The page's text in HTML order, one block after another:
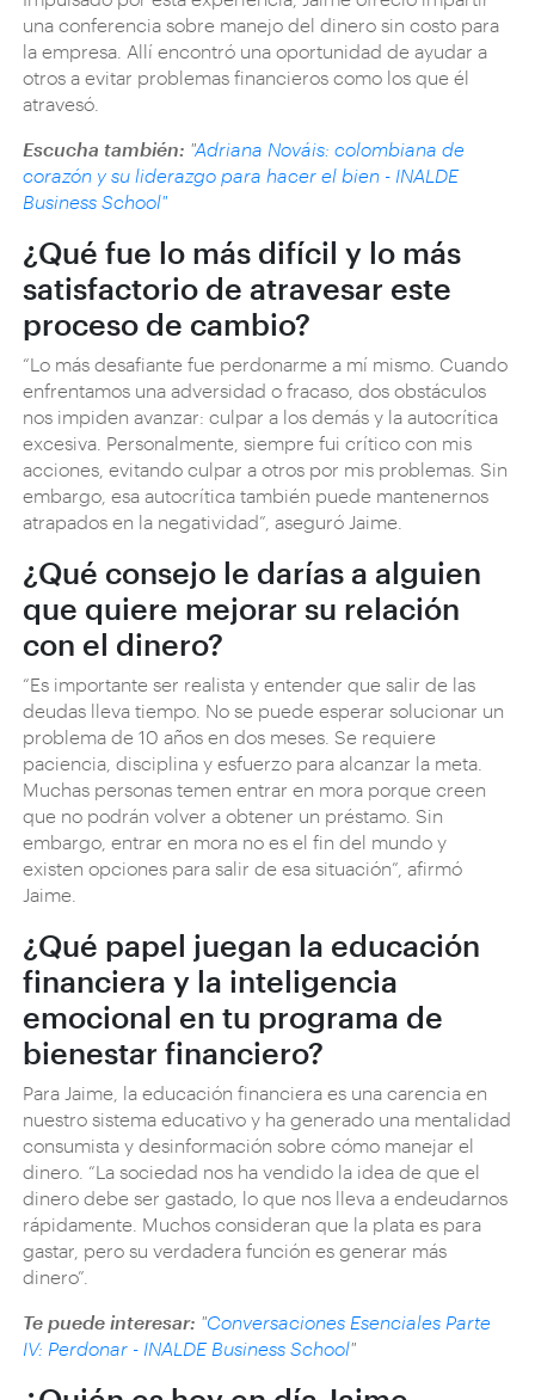
una conferencia sobre manejo del dinero sin costo para
la empresa. Allí encontró una oportunidad de ayudar a
otros a evitar problemas financieros como los que él
atravesó.
Escucha también: "Adriana Nováis: colombiana de
corazón y su liderazgo para hacer el bien - INALDE
Business School"
¿Qué fue lo más difícil y lo más
satisfactorio de atravesar este
proceso de cambio?
“Lo más desafiante fue perdonarme a mí mismo. Cuando
enfrentamos una adversidad o fracaso, dos obstáculos
nos impiden avanzar: culpar a los demás y la autocrítica
excesiva. Personalmente, siempre fui crítico con mis
acciones, evitando culpar a otros por mis problemas. Sin
embargo, esa autocrítica también puede mantenernos
atrapados en la negatividad”, aseguró Jaime.
¿Qué consejo le darías a alguien
que quiere mejorar su relación
con el dinero?
“Es importante ser realista y entender que salir de las
deudas lleva tiempo. No se puede esperar solucionar un
problema de 10 años en dos meses. Se requiere
paciencia, disciplina y esfuerzo para alcanzar la meta.
Muchas personas temen entrar en mora porque creen
que no podrán volver a obtener un préstamo. Sin
embargo, entrar en mora no es el fin del mundo y
existen opciones para salir de esa situación”, afirmó
Jaime.
¿Qué papel juegan la educación
financiera y la inteligencia
emocional en tu programa de
bienestar financiero?
Para Jaime, la educación financiera es una carencia en
nuestro sistema educativo y ha generado una mentalidad
consumista y desinformación sobre cómo manejar el
dinero. “La sociedad nos ha vendido la idea de que el
dinero debe ser gastado, lo que nos lleva a endeudarnos
rápidamente. Muchos consideran que la plata es para
gastar, pero su verdadera función es generar más
dinero”.
Te puede interesar: "Conversaciones Esenciales Parte
IV: Perdonar - INALDE Business School"